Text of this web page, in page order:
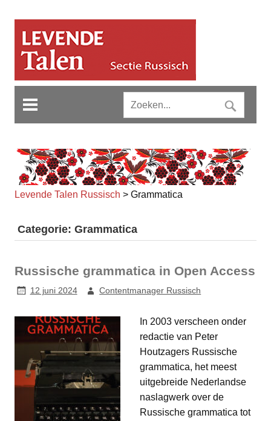
Levende Talen Russisch > Grammatica
Categorie: Grammatica
Russische grammatica in Open Access
12 juni 2024 Contentmanager Russisch
In 2003 verscheen onder
redactie van Peter
Houtzagers Russische
grammatica, het meest
uitgebreide Nederlandse
naslagwerk over de
Russische grammatica tot